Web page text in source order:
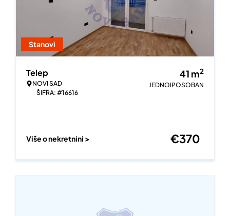
Stanovi
Telep
NOVI SAD
ŠIFRA: #16616
41 m2
JEDNOIPOSOBAN
Više o nekretnini > €370